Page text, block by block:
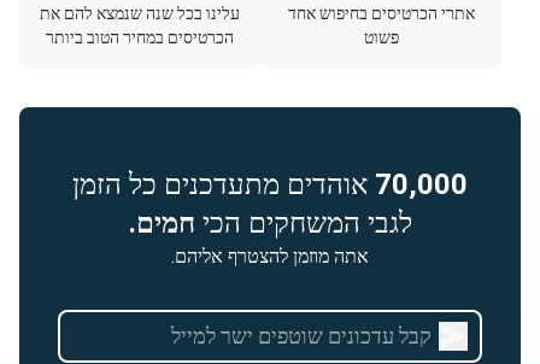
אתרי הכרטיסים בחיפוש אחד
פשוט
עלינו בכל שנה שנמצא להם את
הכרטיסים במחיר הטוב ביותר
70,000 אוהדים מתעדכנים כל הזמן
לגבי המשחקים הכי חמים.
אתה מוזמן להצטרף אליהם.